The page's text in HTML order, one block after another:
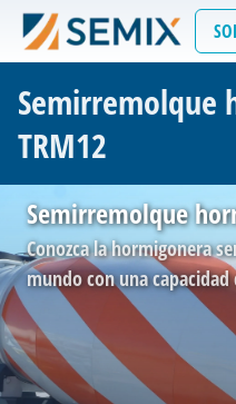
Semirremolque
TRM12
Semirremolque
Conozca la hormigonera
mundo con una capacidad